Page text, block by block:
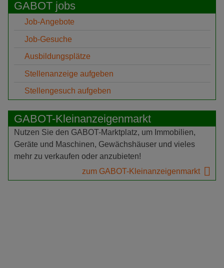
GABOT jobs
Job-Angebote
Job-Gesuche
Ausbildungsplätze
Stellenanzeige aufgeben
Stellengesuch aufgeben
GABOT-Kleinanzeigenmarkt
Nutzen Sie den GABOT-Marktplatz, um Immobilien,
Geräte und Maschinen, Gewächshäuser und vieles
mehr zu verkaufen oder anzubieten!
zum GABOT-Kleinanzeigenmarkt